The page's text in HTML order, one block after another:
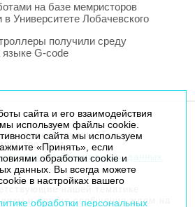
на базе мемристоров
Университете Лобачевского
получили среду
языке G-code
- проект группы “Текарт”.
790-7591
персональных данных
нашей тематике
и другие сообщения ждем на
сайта и его взаимодействия
используем файлы cookie.
сайта мы используем
«Принять», если
обработки cookie и
данных. Вы всегда можете
в настройках вашего
обработки персональных